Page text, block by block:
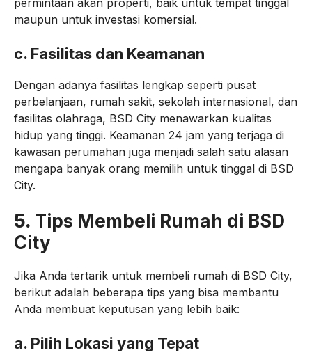
permintaan akan properti, baik untuk tempat tinggal
maupun untuk investasi komersial.
c. Fasilitas dan Keamanan
Dengan adanya fasilitas lengkap seperti pusat
perbelanjaan, rumah sakit, sekolah internasional, dan
fasilitas olahraga, BSD City menawarkan kualitas
hidup yang tinggi. Keamanan 24 jam yang terjaga di
kawasan perumahan juga menjadi salah satu alasan
mengapa banyak orang memilih untuk tinggal di BSD
City.
5. Tips Membeli Rumah di BSD
City
Jika Anda tertarik untuk membeli rumah di BSD City,
berikut adalah beberapa tips yang bisa membantu
Anda membuat keputusan yang lebih baik:
a. Pilih Lokasi yang Tepat